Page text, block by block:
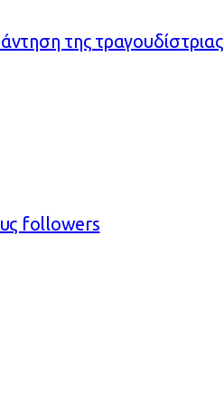
της τραγουδίστριας
followers